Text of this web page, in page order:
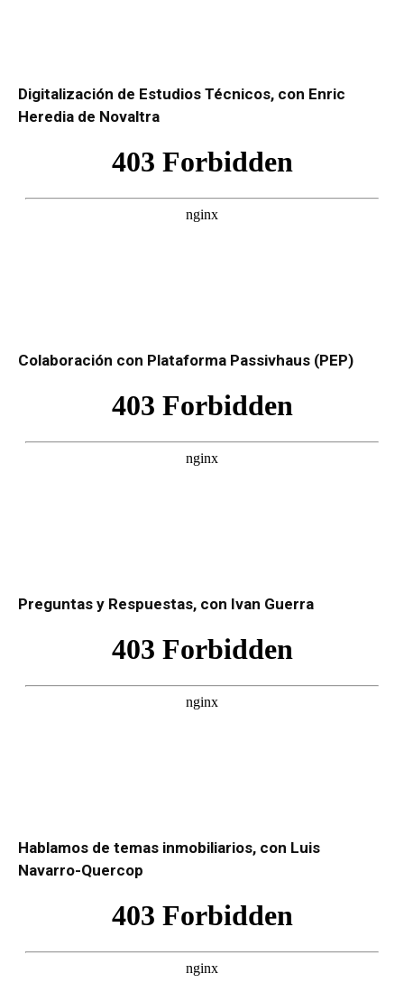
Digitalización de Estudios Técnicos, con Enric
Heredia de Novaltra
Colaboración con Plataforma Passivhaus (PEP)
Preguntas y Respuestas, con Ivan Guerra
Hablamos de temas inmobiliarios, con Luis
Navarro-Quercop